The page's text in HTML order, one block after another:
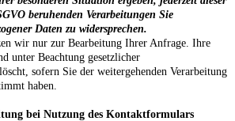
beruhenden Verarbeitungen Sie
Daten zu widersprechen.
wir nur zur Bearbeitung Ihrer Anfrage. Ihre
unter Beachtung gesetzlicher
sofern Sie der weitergehenden Verarbeitung
haben.
bei Nutzung des Kontaktformulars